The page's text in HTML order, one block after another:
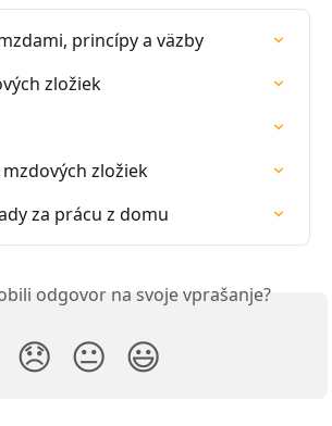
princípy a väzby
zložiek
zložiek
za prácu z domu
odgovor na svoje vprašanje?
😞 😐 😃